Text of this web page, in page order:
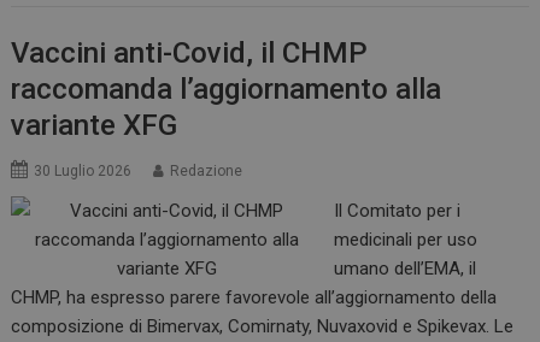
Vaccini anti-Covid, il CHMP
raccomanda l’aggiornamento alla
variante XFG
30 Luglio 2026 Redazione
Il Comitato per i
medicinali per uso
umano dell’EMA, il
CHMP, ha espresso parere favorevole all’aggiornamento della
composizione di Bimervax, Comirnaty, Nuvaxovid e Spikevax. Le
tracking-sites-
www.dailyhealthindustry.it
2 giorni